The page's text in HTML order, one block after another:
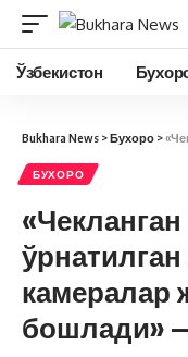
Ўзбекистон
Bukhara News >Бухоро >
БУХОРО
камералар
бошлади»